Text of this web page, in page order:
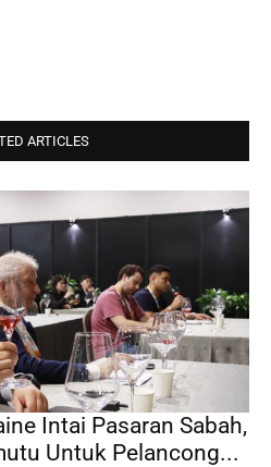
ARTICLES
Intai Pasaran Sabah,
Untuk Pelancong...